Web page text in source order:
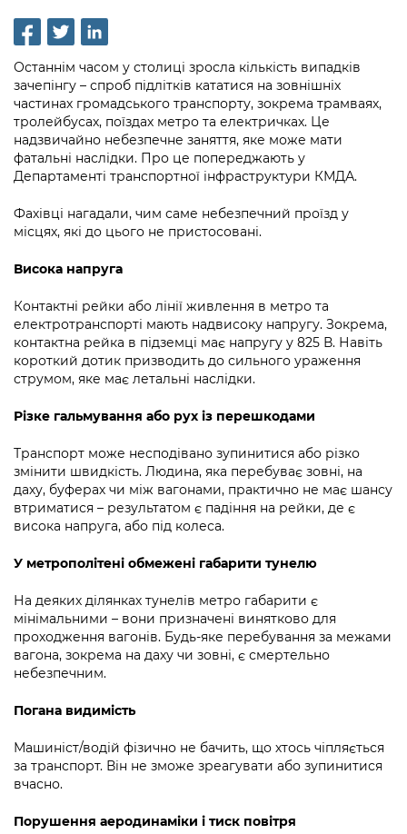
Проєкти розпоряджень, що
перебувають на погодженні КМВА
Рішення Київради
Контактна інформація
Графік роботи та прийому громадян
Вакансії
Звернення громадян
Регуляторна діяльність
Промисловість і наука Києва
Підприємства, установи, організації
Kyiv International Relations
Річні звіти
Гендерна політика
Безбар'єрність
Київська міська військова адміністрація
Освіта та навчальні заклади
Навколишнє середовище міста
Містобудування та земельні ділянки
Культура, спорт, дозвілля
Бізнес та ліцензування
Фінанси та бюджет
Безпека та правопорядок
Ритуальні послуги
Іноземцям / For foreigners
Безбар'єрність
Портал послуг
Громадська експертиза
Консультації з громадськістю
Громадська рада
Петиції
Відкритий бюджет
Рада з питань внутрішньо переміщених
осіб при Київській міській військовій
адміністрації
Уряд» – місцевий рівень»
Важливе під час воєнного стану
Інформація з обмеженим доступом
Подати запит онлайн
Проекти нормативно-правових та
інших актів
Нормативна база
Питання і відповіді про публічну
інформацію
Порядок оскарження рішень, дій чи
Звіти про опрацювання запитів на
публічну інформацію
Інформація для споживачів
Про відкриті дані
Портал даних Києва
Публічні дашборди
Медіагалерея
Підписатися на новини та анонси від
КМДА / Subscribe to announcements
from the KCSA
Порядок акредитації медіа /
Accreditation process
Submitting a media request
стану / Rules for media coverage of
Контакти для медіа / Contacts for mass
media
Портал Послуг
Останнім часом у столиці зросла кількість випадків
зачепінгу – спроб підлітків кататися на зовнішніх
частинах громадського транспорту, зокрема трамваях,
тролейбусах, поїздах метро та електричках. Це
надзвичайно небезпечне заняття, яке може мати
фатальні наслідки. Про це попереджають у
Департаменті транспортної інфраструктури КМДА.
Фахівці нагадали, чим саме небезпечний проїзд у
місцях, які до цього не пристосовані.
Висока напруга
Контактні рейки або лінії живлення в метро та
електротранспорті мають надвисоку напругу. Зокрема,
контактна рейка в підземці має напругу у 825 В. Навіть
короткий дотик призводить до сильного ураження
струмом, яке має летальні наслідки.
Різке гальмування або рух із перешкодами
Транспорт може несподівано зупинитися або різко
змінити швидкість. Людина, яка перебуває зовні, на
даху, буферах чи між вагонами, практично не має шансу
втриматися – результатом є падіння на рейки, де є
висока напруга, або під колеса.
У метрополітені обмежені габарити тунелю
На деяких ділянках тунелів метро габарити є
мінімальними – вони призначені винятково для
проходження вагонів. Будь-яке перебування за межами
вагона, зокрема на даху чи зовні, є смертельно
небезпечним.
Погана видимість
Машиніст/водій фізично не бачить, що хтось чіпляється
за транспорт. Він не зможе зреагувати або зупинитися
вчасно.
Порушення аеродинаміки і тиск повітря